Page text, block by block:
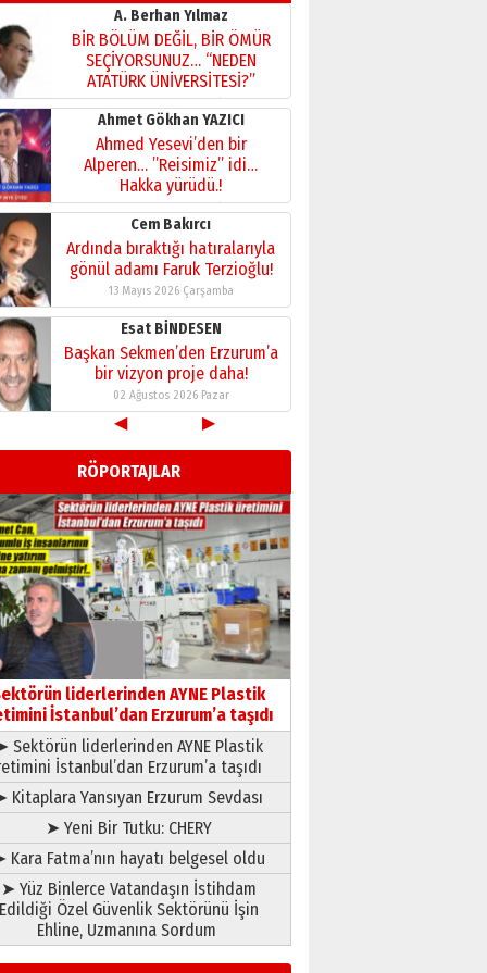
26 Mart 2026 Perşembe
Cem Bakırcı
Ardında bıraktığı hatıralarıyla
gönül adamı Faruk Terzioğlu!
13 Mayıs 2026 Çarşamba
Esat BİNDESEN
Başkan Sekmen’den Erzurum’a
bir vizyon proje daha!
02 Ağustos 2026 Pazar
Kadir SABUNCUOĞLU
Erzurumspor’un köşe taşları
29 Haziran 2026 Pazartesi
Kenan GÜLERCİ
Murat Şahsuvaroğlu ERKON’da
çıtayı yukarı taşırken,
yönetimdekiler aşağı
17 Şubat 2026 SalıOrhan BOZKURT
Bir fotoğraf, bir şehir, bir
gazeteci… Dizginler kimin
elinde?
31 Mart 2026 Salı
A. Berhan Yılmaz
BİR BÖLÜM DEĞİL, BİR ÖMÜR
SEÇİYORSUNUZ… “NEDEN
ATATÜRK ÜNİVERSİTESİ?”
28 Temmuz 2026 Salı
Ahmet Gökhan YAZICI
Ahmed Yesevi’den bir
Alperen… ”Reisimiz” idi…
Hakka yürüdü.!
26 Mart 2026 Perşembe
Cem Bakırcı
Ardında bıraktığı hatıralarıyla
gönül adamı Faruk Terzioğlu!
13 Mayıs 2026 Çarşamba
Esat BİNDESEN
Başkan Sekmen’den Erzurum’a
bir vizyon proje daha!
02 Ağustos 2026 Pazar
◀ ▶
RÖPORTAJLAR
liderlerinden AYNE Plastik
İstanbul’dan Erzurum’a taşıdı
Sektörün liderlerinden AYNE Plastik
İstanbul’dan Erzurum’a taşıdı
Kitaplara Yansıyan Erzurum Sevdası
➤ Yeni Bir Tutku: CHERY
Kara Fatma’nın hayatı belgesel oldu
➤ Yüz Binlerce Vatandaşın İstihdam
Edildiği Özel Güvenlik Sektörünü İşin
Ehline, Uzmanına Sordum